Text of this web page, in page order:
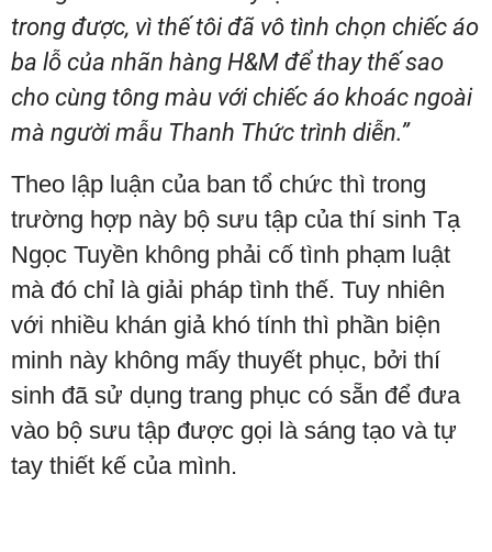
trong được, vì thế tôi đã vô tình chọn chiếc áo
ba lỗ của nhãn hàng H&M để thay thế sao
cho cùng tông màu với chiếc áo khoác ngoài
mà người mẫu Thanh Thức trình diễn.”
Theo lập luận của ban tổ chức thì trong
trường hợp này bộ sưu tập của thí sinh Tạ
Ngọc Tuyền không phải cố tình phạm luật
mà đó chỉ là giải pháp tình thế. Tuy nhiên
với nhiều khán giả khó tính thì phần biện
minh này không mấy thuyết phục, bởi thí
sinh đã sử dụng trang phục có sẵn để đưa
vào bộ sưu tập được gọi là sáng tạo và tự
tay thiết kế của mình.